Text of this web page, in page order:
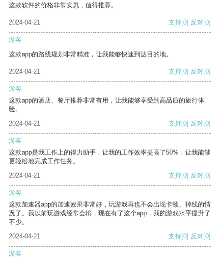
这款软件的价格非常实惠，值得推荐。
2024-04-21 支持[0] 反对[0]
游客
这款app的路线规划非常精准，让我能够快速到达目的地。
2024-04-21 支持[0] 反对[0]
游客
这款app的酒店、餐厅推荐非常有用，让我能够享受到高品质的旅行体
验。
2024-04-21
支持[0] 反对[0]
游客
这款app是我工作上的得力助手，让我的工作效率提高了50%，让我能够
更轻松地完成工作任务。
2024-04-21
支持[0] 反对[0]
游客
这款加速器app的加速效果非常好，玩游戏再也不会出现卡顿、掉线的情
况了。我以前玩游戏经常会输，现在有了这个app，我的游戏水平提升了
不少。
2024-04-21
支持[0] 反对[0]
游客